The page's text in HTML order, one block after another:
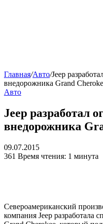
Главная/Авто/Jeep
внедорожника Grand
Авто
Jeep разработал
внедорожника
09.07.2015
361 Время чтения: 1 минута
Североамериканский
компания Jeep разработала